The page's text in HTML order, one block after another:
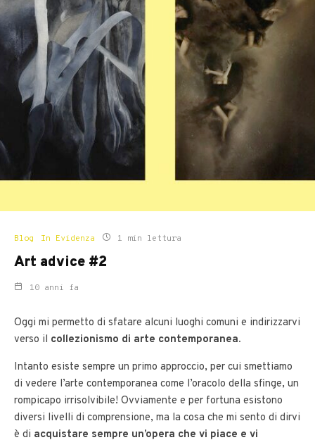
Blog In Evidenza 1 min lettura
Art advice #2
10 anni fa
Oggi mi permetto di sfatare alcuni luoghi comuni e indirizzarvi
verso il collezionismo di arte contemporanea.
Intanto esiste sempre un primo approccio, per cui smettiamo
di vedere l’arte contemporanea come l’oracolo della sfinge, un
rompicapo irrisolvibile! Ovviamente e per fortuna esistono
diversi livelli di comprensione, ma la cosa che mi sento di dirvi
è di acquistare sempre un’opera che vi piace e vi